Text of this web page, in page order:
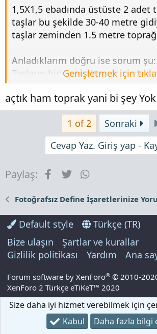
1,5X1,5 ebadında üstüste 2 adet
taşlar bu şekilde 30-40 metre
taşlar zeminden 1.5 metre
Anladıklarım doğru ise sorum şu:
Taşların birisinin altını
diye..?
Genişletmek için
açtık ham toprak yani bi şey Yok
1 of 2 Sonraki
Cevap Yaz. Giriş yap -
Paylaş: Facebook
Twitter
Fotoğrafsız Define İşaretlerinize
Default style
Türkçe (TR)
Bize ulaşın
Şartlar ve kurallar
Gizlilik politikası
Yardım Ana
Forum software by XenForo® © 2010-
XenForo 2 Türkçe eTiKeT™ 2020
Size daha iyi hizmet verebilmek için
Kabul
Daha fazla bilgi